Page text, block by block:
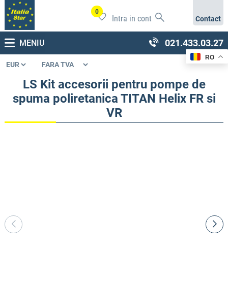
0
Intra in cont Contact
MENIU 021.433.03.27
LS Kit accesorii pentru pompe de
spuma poliretanica TITAN Helix FR si
VR
RO